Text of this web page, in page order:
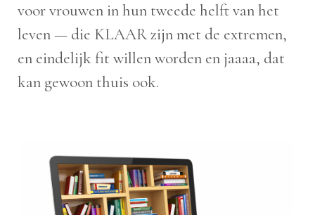
voor vrouwen in hun tweede helft van het
leven — die KLAAR zijn met de extremen,
en eindelijk fit willen worden en jaaaa, dat
kan gewoon thuis ook.